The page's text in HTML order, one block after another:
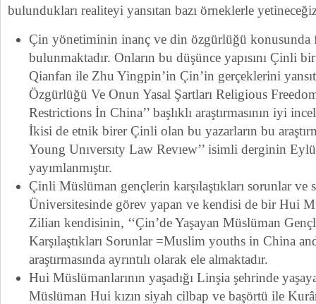
bulundukları realiteyi yansıtan bazı örneklerle
Çin yönetiminin inanç ve din özgürlüğü konusunda
bulunmaktadır. Onların bu düşünce yapısını Çinli
Qianfan ile Zhu Yingpin’in Çin’in gerçeklerini
Özgürlüğü Ve Onun Yasal Şartları Religious
Restrictions İn China’’ başlıklı araştırmasının iyi
İkisi de etnik birer Çinli olan bu yazarların bu
Young Unıversıty Law Revıew’’ isimli derginin
yayımlanmıştır.
Çinli Müslüman gençlerin karşılaştıkları sorunlar ve
Üniversitesinde görev yapan ve kendisi de bir Hui
Zilian kendisinin, ‘‘Çin’de Yaşayan Müslüman
Karşılaştıkları Sorunlar =Muslim youths in China
araştırmasında ayrıntılı olarak ele almaktadır.
Hui Müslümanlarının yaşadığı Linşia şehrinde
Müslüman Hui kızın siyah cilbap ve başörtü ile